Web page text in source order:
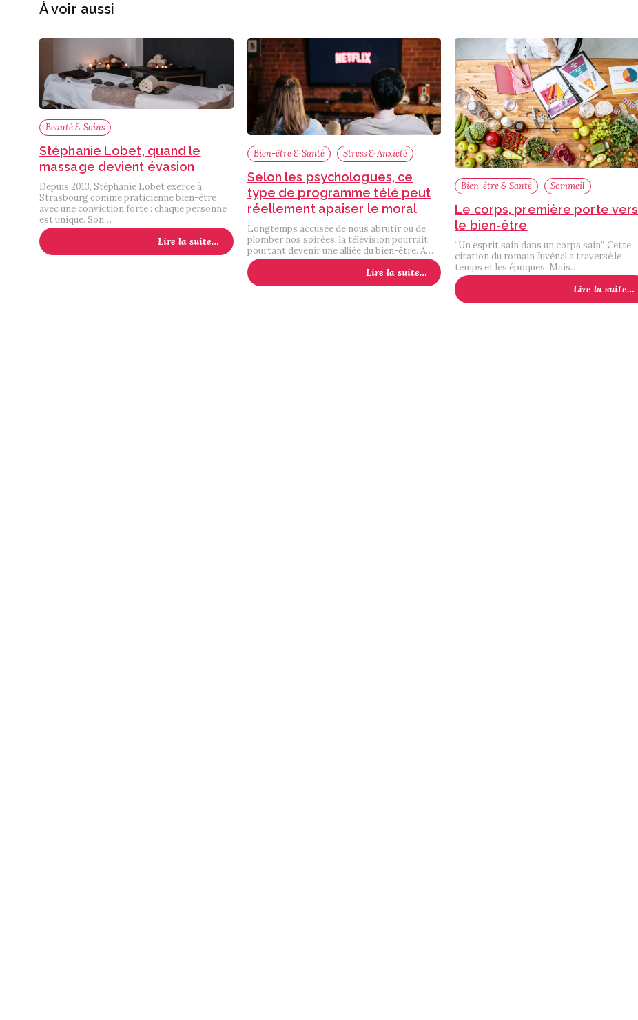
À voir aussi
Beauté & Soins
Stéphanie Lobet, quand le
massage devient évasion
Depuis 2013, Stéphanie Lobet exerce à
Strasbourg comme praticienne bien-être
avec une conviction forte : chaque personne
est unique. Son…
Lire la suite…
Bien-être & Santé Stress & Anxiété
Selon les psychologues, ce
type de programme télé peut
réellement apaiser le moral
Longtemps accusée de nous abrutir ou de
plomber nos soirées, la télévision pourrait
pourtant devenir une alliée du bien-être. À…
Lire la suite…
Bien-être & Santé Sommeil
Le corps, première porte vers
le bien-être
“Un esprit sain dans un corps sain”. Cette
citation du romain Juvénal a traversé le
temps et les époques. Mais…
Lire la suite…